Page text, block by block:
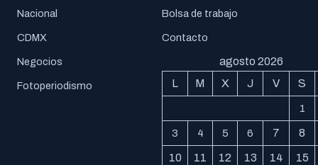
Nacional
CDMX
Negocios
Fotoperiodismo
Bolsa de trabajo
Contacto
agosto 2026
L
M X J V S
1
3 4 5 6 7 8
10 11 12 13 14 15